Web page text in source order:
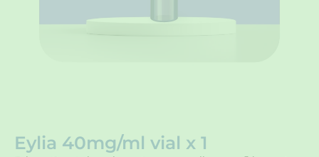
Eylia 40mg/ml vial x 1